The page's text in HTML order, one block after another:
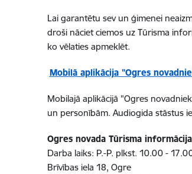
Lai garantētu sev un ģimenei
droši nāciet ciemos uz Tūrisma
ko vēlaties apmeklēt.
Mobilā aplikācija "Ogres
Mobilajā aplikācijā "Ogres
un personībām. Audiogida stāstus
Ogres novada Tūrisma
Darba laiks: P.-P. plkst. 10.00 -
Brīvības iela 18, Ogre